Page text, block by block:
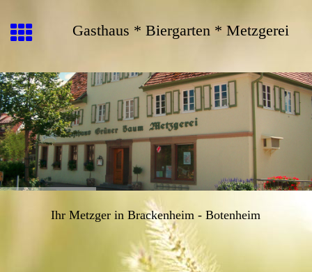
Gasthaus * Biergarten * Metzgerei
Ihr Metzger in Brackenheim - Botenheim